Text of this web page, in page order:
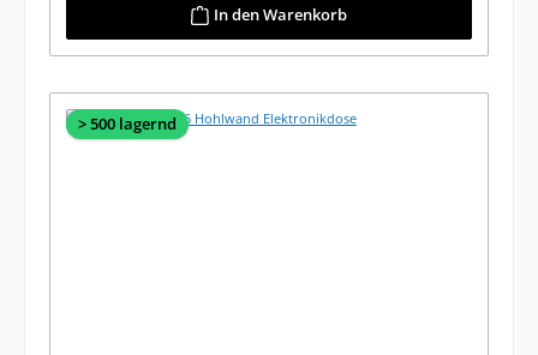
In den Warenkorb
> 500 lagernd